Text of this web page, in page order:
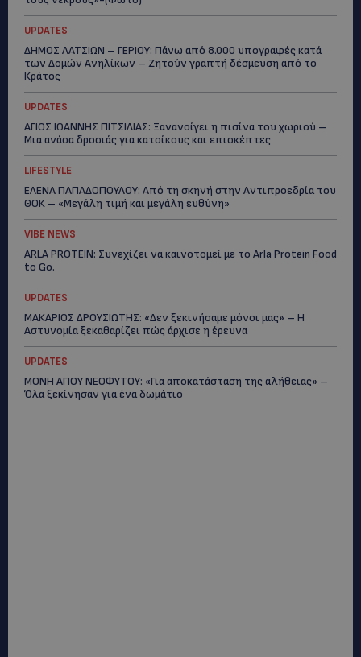
UPDATES
ΔΗΜΟΣ ΛΑΤΣΙΩΝ – ΓΕΡΙΟΥ: Πάνω από 8.000 υπογραφές κατά
των Δομών Ανηλίκων – Ζητούν γραπτή δέσμευση από το
Κράτος
UPDATES
ΑΓΙΟΣ ΙΩΑΝΝΗΣ ΠΙΤΣΙΛΙΑΣ: Ξανανοίγει η πισίνα του χωριού –
Μια ανάσα δροσιάς για κατοίκους και επισκέπτες
LIFESTYLE
ΕΛΕΝΑ ΠΑΠΑΔΟΠΟΥΛΟΥ: Από τη σκηνή στην Αντιπροεδρία του
ΘΟΚ – «Μεγάλη τιμή και μεγάλη ευθύνη»
VIBE NEWS
ARLA PROTEIN: Συνεχίζει να καινοτομεί με το Arla Protein Food
to Go.
UPDATES
ΜΑΚΑΡΙΟΣ ΔΡΟΥΣΙΩΤΗΣ: «Δεν ξεκινήσαμε μόνοι μας» – Η
Αστυνομία ξεκαθαρίζει πώς άρχισε η έρευνα
UPDATES
ΜΟΝΗ ΑΓΙΟΥ ΝΕΟΦΥΤΟΥ: «Για αποκατάσταση της αλήθειας» –
Όλα ξεκίνησαν για ένα δωμάτιο